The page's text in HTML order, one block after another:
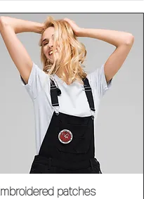
Vista rápida
patches